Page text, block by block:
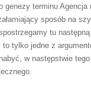
genezy terminu
sposób na
tu
tylko jedne z
w następstwie